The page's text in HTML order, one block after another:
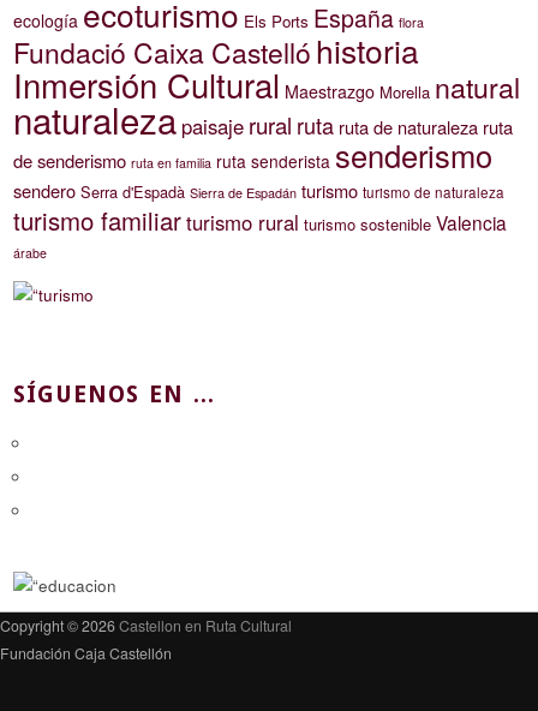
ecología ecoturismo Els Ports España flora
Fundació Caixa Castellóhistoria
Inmersión Cultural Maestrazgo Morella natural
naturaleza paisaje rural ruta ruta de naturaleza ruta
de senderismo ruta en familia ruta senderista senderismo
sendero Serra d'Espadà Sierra de Espadán turismo turismo de naturaleza
turismo familiarturismo rural turismo sostenible Valencia
árabe
SÍGUENOS EN ...
Copyright © 2026Castellon en Ruta Cultural
Fundación Caja Castellón